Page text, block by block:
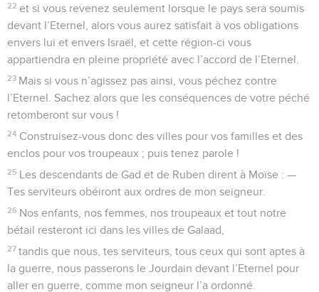
22 et si vous revenez seulement lorsque le pays sera soumis
devant l’Eternel, alors vous aurez satisfait à vos obligations
envers lui et envers Israël, et cette région-ci vous
appartiendra en pleine propriété avec l’accord de l’Eternel.
23 Mais si vous n’agissez pas ainsi, vous péchez contre
l’Eternel. Sachez alors que les conséquences de votre péché
retomberont sur vous !
24 Construisez-vous donc des villes pour vos familles et des
enclos pour vos troupeaux ; puis tenez parole !
25 Les descendants de Gad et de Ruben dirent à Moïse : —
Tes serviteurs obéiront aux ordres de mon seigneur.
26 Nos enfants, nos femmes, nos troupeaux et tout notre
bétail resteront ici dans les villes de Galaad,
27 tandis que nous, tes serviteurs, tous ceux qui sont aptes à
la guerre, nous passerons le Jourdain devant l’Eternel pour
aller en guerre, comme mon seigneur l’a ordonné.